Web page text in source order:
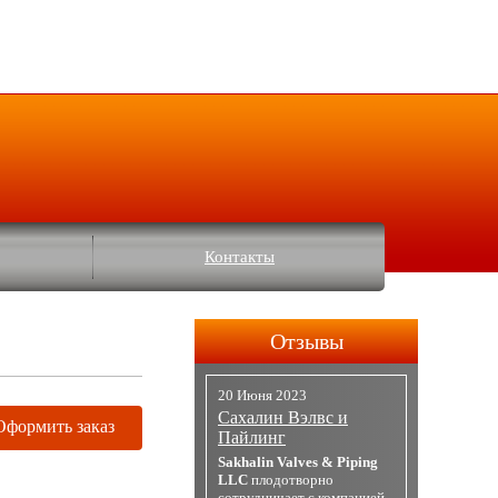
Контакты
заказ
Отзывы
20 Июня 2023
Сахалин Вэлвс и
Пайлинг
Sakhalin Valves & Piping
LLC плодотворно